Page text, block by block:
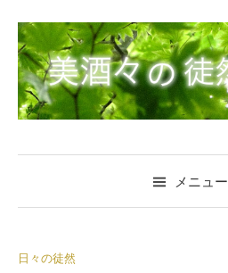
ン
テ
ン
ツ
ス
ッ
メニュー
日々の徒然